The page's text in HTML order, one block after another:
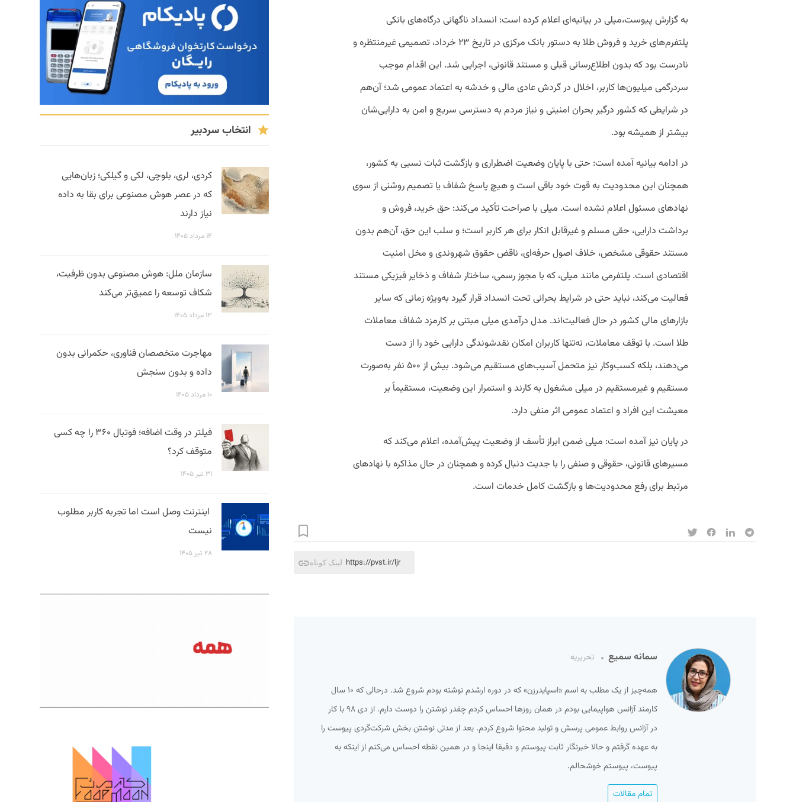
به گزارش پیوست،میلی در بیانیه‌ای اعلام کرده است: انسداد ناگهانی درگاه‌های بانکی
پلتفرم‌های خرید و فروش طلا به دستور بانک مرکزی در تاریخ ۲۳ خرداد، تصمیمی غیرمنتظره و
نادرست بود که بدون اطلاع‌رسانی قبلی و مستند قانونی، اجرایی شد. این اقدام موجب
سردرگمی میلیون‌ها کاربر، اخلال در گردش عادی مالی و خدشه به اعتماد عمومی شد؛ آن‌هم
در شرایطی که کشور درگیر بحران امنیتی و نیاز مردم به دسترسی سریع و امن به دارایی‌شان
بیشتر از همیشه بود.
در ادامه بیانیه آمده است: حتی با پایان وضعیت اضطراری و بازگشت ثبات نسبی به کشور،
همچنان این محدودیت به قوت خود باقی است و هیچ پاسخ شفاف یا تصمیم روشنی از سوی
نهادهای مسئول اعلام نشده است. میلی با صراحت تأکید می‌کند: حق خرید، فروش و
برداشت دارایی، حقی مسلم و غیرقابل انکار برای هر کاربر است؛ و سلب این حق، آن‌هم بدون
مستند حقوقی مشخص، خلاف اصول حرفه‌ای، ناقض حقوق شهروندی و مخل امنیت
اقتصادی است. پلتفرمی مانند میلی، که با مجوز رسمی، ساختار شفاف و ذخایر فیزیکی مستند
فعالیت می‌کند، نباید حتی در شرایط بحرانی تحت انسداد قرار گیرد به‌ویژه زمانی که سایر
بازارهای مالی کشور در حال فعالیت‌اند. مدل درآمدی میلی مبتنی بر کارمزد شفاف معاملات
طلا است. با توقف معاملات، نه‌تنها کاربران امکان نقدشوندگی دارایی خود را از دست
می‌دهند، بلکه کسب‌وکار نیز متحمل آسیب‌های مستقیم می‌شود. بیش از ۵۰۰ نفر به‌صورت
مستقیم و غیرمستقیم در میلی مشغول به کارند و استمرار این وضعیت، مستقیماً بر
معیشت این افراد و اعتماد عمومی اثر منفی دارد.
در پایان نیز آمده است: میلی ضمن ابراز تأسف از وضعیت پیش‌آمده، اعلام می‌کند که
مسیرهای قانونی، حقوقی و صنفی را با جدیت دنبال کرده و همچنان در حال مذاکره با نهادهای
مرتبط برای رفع محدودیت‌ها و بازگشت کامل خدمات است.
لینک کوتاه https://pvst.ir/ljr
سمانه سمیع تحریریه
همه‌چیز از یک مطلب به اسم «اسپایدرزن» که در دوره ارشدم نوشته بودم شروع شد. درحالی که ۱۰ سال
کارمند آژانس هواپیمایی بودم در همان روزها احساس کردم چقدر نوشتن را دوست دارم. از دی ۹۸ با کار
در آژانس روابط عمومی پرسش و تولید محتوا شروع کردم. بعد از مدتی نوشتن بخش شرکت‌گردی پیوست را
به عهده گرفتم و حالا خبرنگار ثابت پیوستم و دقیقا اینجا و در همین نقطه احساس می‌کنم از اینکه به
پیوست، پیوستم خوشحالم.
تمام مقالات
انتخاب سردبیر
کردی، لری، بلوچی، لکی و گیلکی؛ زبان‌هایی
که در عصر هوش مصنوعی برای بقا به داده
نیاز دارند
۱۴ مرداد ۱۴۰۵
سازمان ملل: هوش مصنوعی بدون ظرفیت،
شکاف توسعه را عمیق‌تر می‌کند
۱۳ مرداد ۱۴۰۵
مهاجرت متخصصان فناوری، حکمرانی بدون
داده و بدون سنجش
۱۰ مرداد ۱۴۰۵
فیلتر در وقت اضافه؛ فوتبال ۳۶۰ را چه کسی
متوقف کرد؟
۳۱ تیر ۱۴۰۵
اینترنت وصل است اما تجربه کاربر مطلوب
نیست
۲۸ تیر ۱۴۰۵